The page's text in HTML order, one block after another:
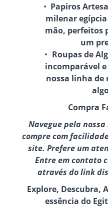
Papiros
milenar
mão, perfeitos
um
Roupas de
incomparável
nossa linha de
Compra
Navegue pela
compre com
site. Prefere um
Entre em contato
através do link
Explore, Descubra,
essência do